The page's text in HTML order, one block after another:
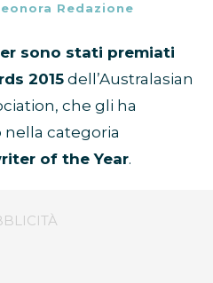
Redazione
sono stati premiati
2015 dell’Australasian
che gli ha
categoria
of the Year.